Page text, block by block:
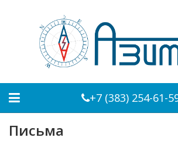
+7 (383) 254-61-
Письма